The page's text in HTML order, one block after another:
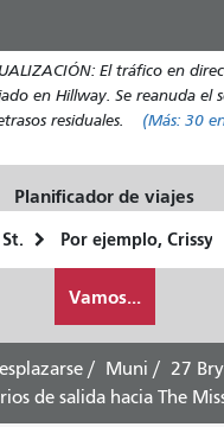
contenido
principal
El tráfico en
en Hillway. Se reanuda el
residuales.
(Más: 30
Planificador de viajes
quiero
viajar
Vamos...
Muni
27
salida hacia The Mission - 3